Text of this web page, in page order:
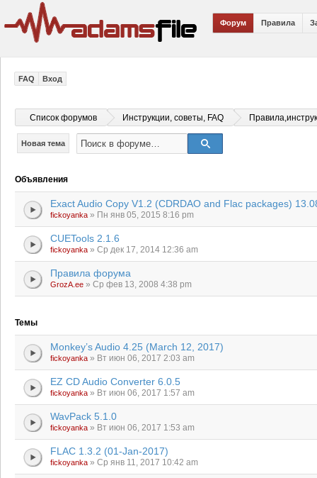
Форум Правила
FAQ Вход
Список форумов Инструкции, советы, FAQ
Новая тема
Объявления
Exact Audio Copy V1.2 (CDRDAO and Flac packages)
fickoyanka » Пн янв 05, 2015 8:16 pm
CUETools 2.1.6
fickoyanka » Ср дек 17, 2014 12:36 am
Правила форума
GrozA.ee » Ср фев 13, 2008 4:38 pm
Темы
Monkey’s Audio 4.25 (March 12, 2017)
fickoyanka » Вт июн 06, 2017 2:03 am
EZ CD Audio Converter 6.0.5
fickoyanka » Вт июн 06, 2017 1:57 am
WavPack 5.1.0
fickoyanka » Вт июн 06, 2017 1:53 am
FLAC 1.3.2 (01-Jan-2017)
fickoyanka » Ср янв 11, 2017 10:42 am